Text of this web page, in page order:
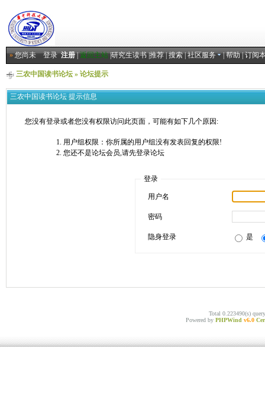
»您尚未登录 注册|返回主站|研究生读书|推荐|搜索|社区服务 |帮助|订阅
三农中国读书论坛» 论坛提示
三农中国读书论坛 提示信息
您没有登录或者您没有权限访问此页面，可能有如下几个原因:
用户组权限：你所属的用户组没有发表回复的权限!
您还不是论坛会员,请先登录论坛
登录
用户名
密码
隐身登录 是
Total 0.223490(s)
Powered by PHPWind v6.0